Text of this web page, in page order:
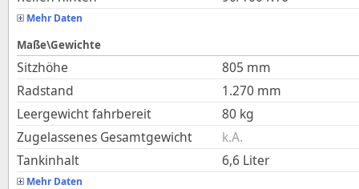
Mehr Daten
Maße\Gewichte
Sitzhöhe 805 mm
Radstand
1.270 mm
Leergewicht fahrbereit
80 kg
Zugelassenes Gesamtgewicht
k.A.
Tankinhalt
6,6 Liter
Mehr Daten